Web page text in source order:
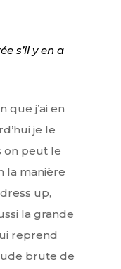
s’il y en a
que j’ai en
je le
on peut le
la manière
up,
la grande
reprend
brute de